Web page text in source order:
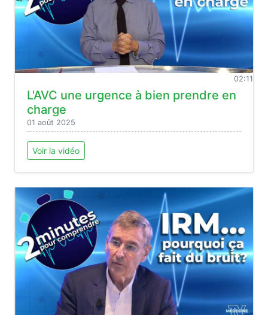
02:11
L'AVC une urgence à bien prendre en
charge
01 août 2025
Voir la vidéo